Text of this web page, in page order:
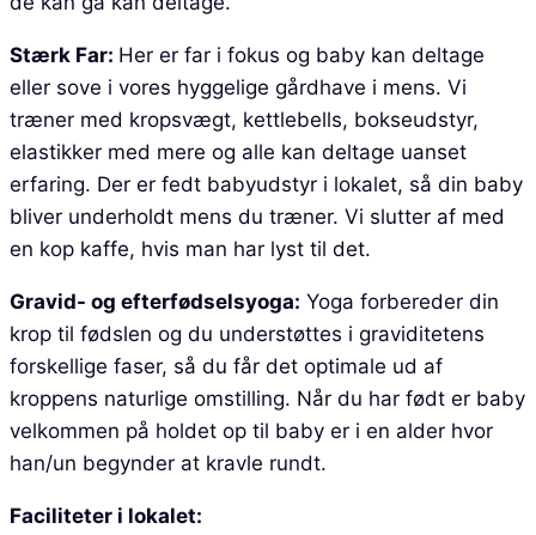
Stærk Far: Her er far i fokus og baby kan deltage
eller sove i vores hyggelige gårdhave i mens. Vi
træner med kropsvægt, kettlebells, bokseudstyr,
elastikker med mere og alle kan deltage uanset
erfaring. Der er fedt babyudstyr i lokalet, så din baby
bliver underholdt mens du træner. Vi slutter af med
en kop kaffe, hvis man har lyst til det.
Gravid- og efterfødselsyoga: Yoga forbereder din
krop til fødslen og du understøttes i graviditetens
forskellige faser, så du får det optimale ud af
kroppens naturlige omstilling. Når du har født er baby
velkommen på holdet op til baby er i en alder hvor
han/un begynder at kravle rundt.
Faciliteter i lokalet: